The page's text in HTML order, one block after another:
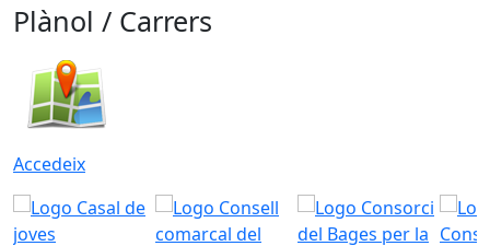
Plànol / Carrers
Accedeix